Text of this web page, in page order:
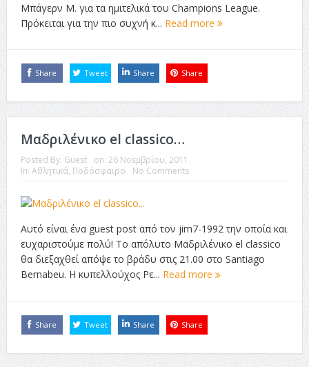
Μπάγερν Μ. για τα ημιτελικά του Champions League.
Πρόκειται για την πιο συχνή κ... Read more
Share Tweet Share Share
Μαδριλένικο el classico…
Posted By: Guest on: 26 Νοεμβρίου, 2011
In: Αθλητικά, Ποδόσφαιρο No Comments
Αυτό είναι ένα guest post από τον jim7-1992 την οποία και
ευχαριστούμε πολύ! Το απόλυτο Μαδριλένικο el classico
θα διεξαχθεί απόψε το βράδυ στις 21.00 στο Santiago
Bernabeu. Η κυπελλούχος Ρε... Read more
Share Tweet Share Share